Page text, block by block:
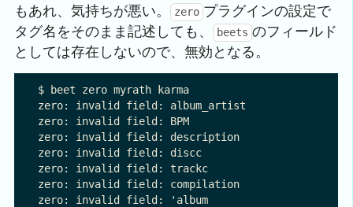
もあれ、気持ちが悪い。
zero プラグインの設定で
タグ名をそのまま記述しても、
beets のフィールド
としては存在しないので、無効となる。
$ beet zero myrath karma
zero: invalid field: album_artist
zero: invalid field: BPM
zero: invalid field: description
zero: invalid field: discc
zero: invalid field: trackc
zero: invalid field: compilation
zero: invalid field: 'album